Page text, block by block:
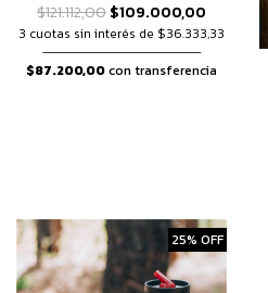
$121.112,00$109.000,00
3 cuotas sin interés de $36.333,33
$87.200,00con transferencia
25% OFF